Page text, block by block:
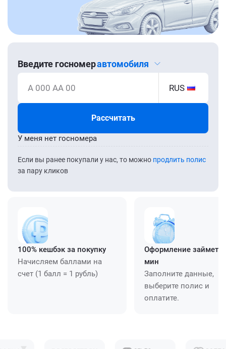
Введите госномеравтомобиля
А 000 АА 00 RUS
Рассчитать
Если вы ранее покупали у нас, то можно продлить полис
за пару кликов
У меня нет госномера
100% кешбэк за покупку
Начисляем баллами на
счет (1 балл = 1 рубль)
Оформление займет
мин
Заполните данные,
выберите полис и
оплатите.